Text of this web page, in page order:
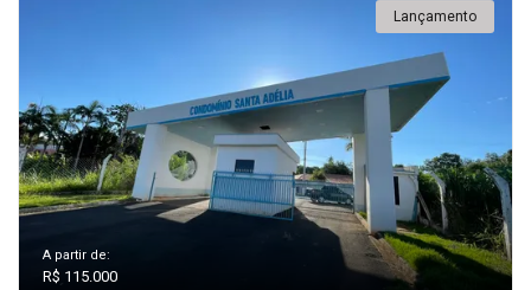
Lançamento
A partir de:
R$ 115.000